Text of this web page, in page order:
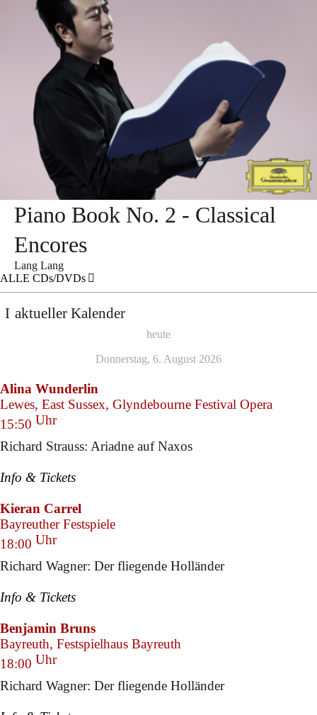
Piano Book No. 2 - Classical
Encores
Lang Lang
ALLE CDs/DVDs
aktueller Kalender
heute
Donnerstag, 6. August 2026
Alina Wunderlin
Lewes, East Sussex, Glyndebourne Festival Opera
15:50 Uhr
Richard Strauss: Ariadne auf Naxos
Info & Tickets
Kieran Carrel
Bayreuther Festspiele
18:00 Uhr
Richard Wagner: Der fliegende Holländer
Info & Tickets
Benjamin Bruns
Bayreuth, Festspielhaus Bayreuth
18:00 Uhr
Richard Wagner: Der fliegende Holländer